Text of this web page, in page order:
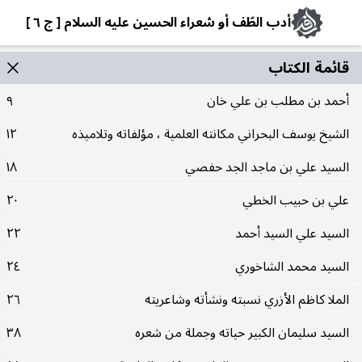
أدب الطّف أو شعراء الحسين عليه السلام [ ج ٦ ]
قائمة الکتاب
أحمد بن مطلب بن علي خان
٩
الشيخ يوسف البحراني مكانته العلمية ، مؤلفاته وتلاميذه
١٢
السيد علي بن ماجد الجد حفصي
١٨
علي بن حبيب الخطي
٢٠
السيد علي السيد أحمد
٢٢
السيد محمد الشاخوري
٢٤
الملا كاظم الأزري نسبته ونشأته وشاعريته
٢٦
السيد سليمان الكبير حياته وجملة من شعره
٣٨